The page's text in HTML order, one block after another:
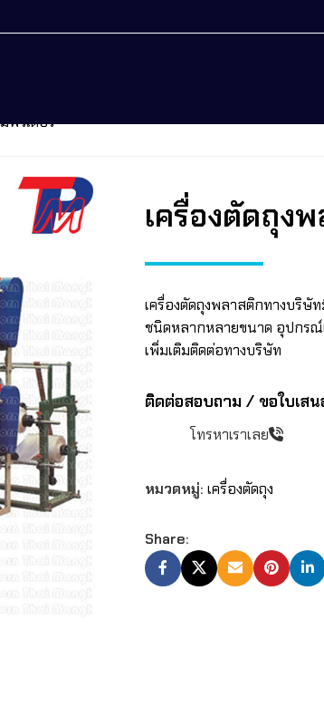
พิวเตอร์
เครื่องตัดถุง
เครื่องตัดถุงพลาสติกทางบริษั
ชนิดหลากหลายขนาด อุปกรณ์
เพิ่มเติมติดต่อทางบริษัท
ติดต่อสอบถาม / ขอใบเสน
โทรหาเราเลย
หมวดหมู่: เครื่องตัดถุง
Share: